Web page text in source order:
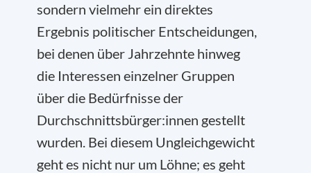
sondern vielmehr ein direktes
Ergebnis politischer Entscheidungen,
bei denen über Jahrzehnte hinweg
die Interessen einzelner Gruppen
über die Bedürfnisse der
Durchschnittsbürger:innen gestellt
wurden. Bei diesem Ungleichgewicht
geht es nicht nur um Löhne; es geht